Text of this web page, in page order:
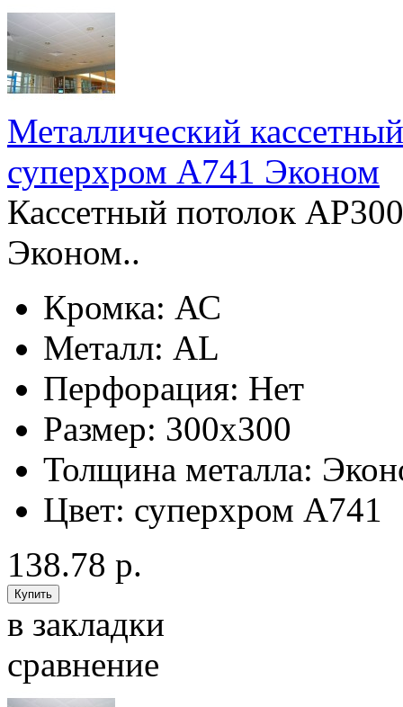
Металлический
суперхром А741 Эконом
Кассетный потолок
Эконом..
Кромка: АС
Металл: AL
Перфорация: Нет
Размер: 300x300
Толщина металла:
Цвет: суперхром А741
138.78 р.
в закладки
сравнение